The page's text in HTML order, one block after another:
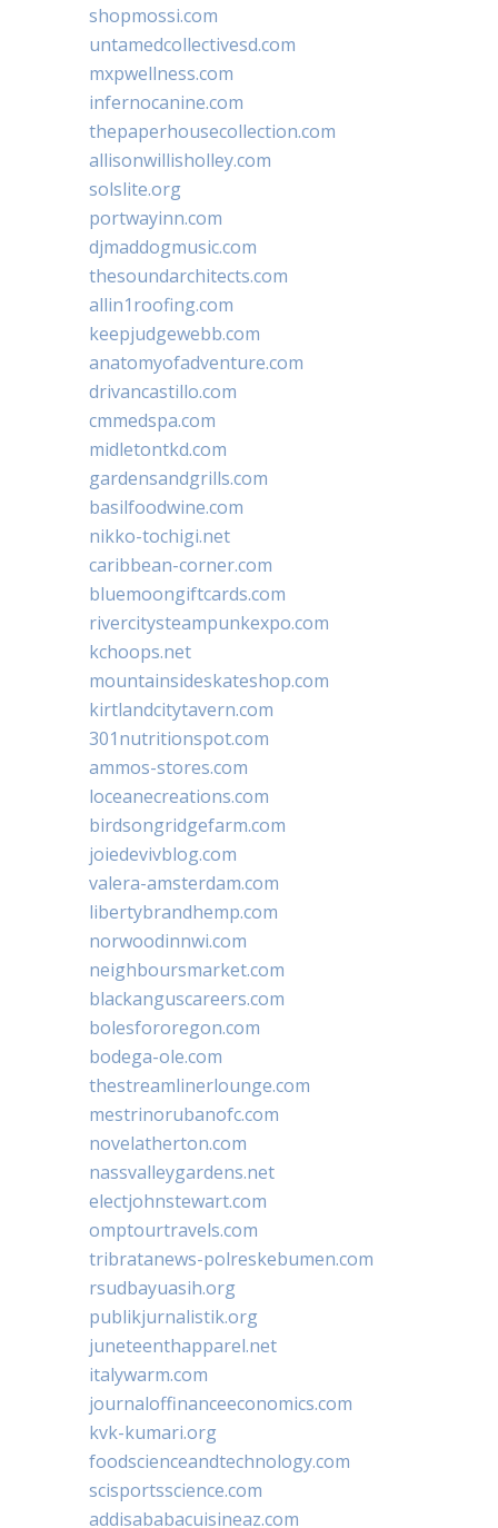
shopmossi.com
untamedcollectivesd.com
mxpwellness.com
infernocanine.com
thepaperhousecollection.com
allisonwillisholley.com
solslite.org
portwayinn.com
djmaddogmusic.com
thesoundarchitects.com
allin1roofing.com
keepjudgewebb.com
anatomyofadventure.com
drivancastillo.com
cmmedspa.com
midletontkd.com
gardensandgrills.com
basilfoodwine.com
nikko-tochigi.net
caribbean-corner.com
bluemoongiftcards.com
rivercitysteampunkexpo.com
kchoops.net
mountainsideskateshop.com
kirtlandcitytavern.com
301nutritionspot.com
ammos-stores.com
loceanecreations.com
birdsongridgefarm.com
joiedevivblog.com
valera-amsterdam.com
libertybrandhemp.com
norwoodinnwi.com
neighboursmarket.com
blackanguscareers.com
bolesfororegon.com
bodega-ole.com
thestreamlinerlounge.com
mestrinorubanofc.com
novelatherton.com
nassvalleygardens.net
electjohnstewart.com
omptourtravels.com
tribratanews-polreskebumen.com
rsudbayuasih.org
publikjurnalistik.org
juneteenthapparel.net
italywarm.com
journaloffinanceeconomics.com
kvk-kumari.org
foodscienceandtechnology.com
scisportsscience.com
addisababacuisineaz.com